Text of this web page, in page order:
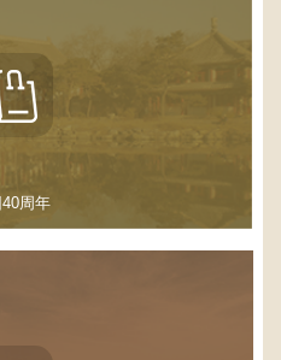
周年